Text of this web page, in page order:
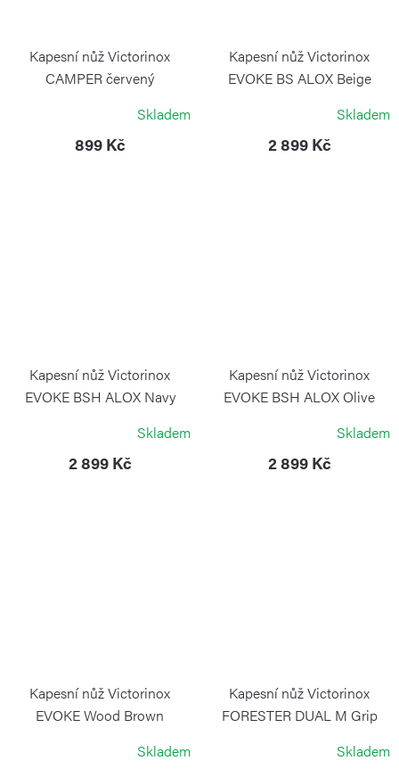
Kapesní nůž Victorinox
CAMPER červený
Skladem
899 Kč
Kapesní nůž Victorinox
EVOKE BS ALOX Beige
Skladem
2 899 Kč
Kapesní nůž Victorinox
EVOKE BSH ALOX Navy
Skladem
2 899 Kč
Kapesní nůž Victorinox
EVOKE BSH ALOX Olive
Skladem
2 899 Kč
Kapesní nůž Victorinox
EVOKE Wood Brown
Skladem
Kapesní nůž Victorinox
FORESTER DUAL M Grip
Skladem